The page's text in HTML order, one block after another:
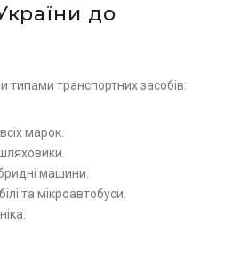
до
типами транспортних засобів:
марок.
машини.
та мікроавтобуси.